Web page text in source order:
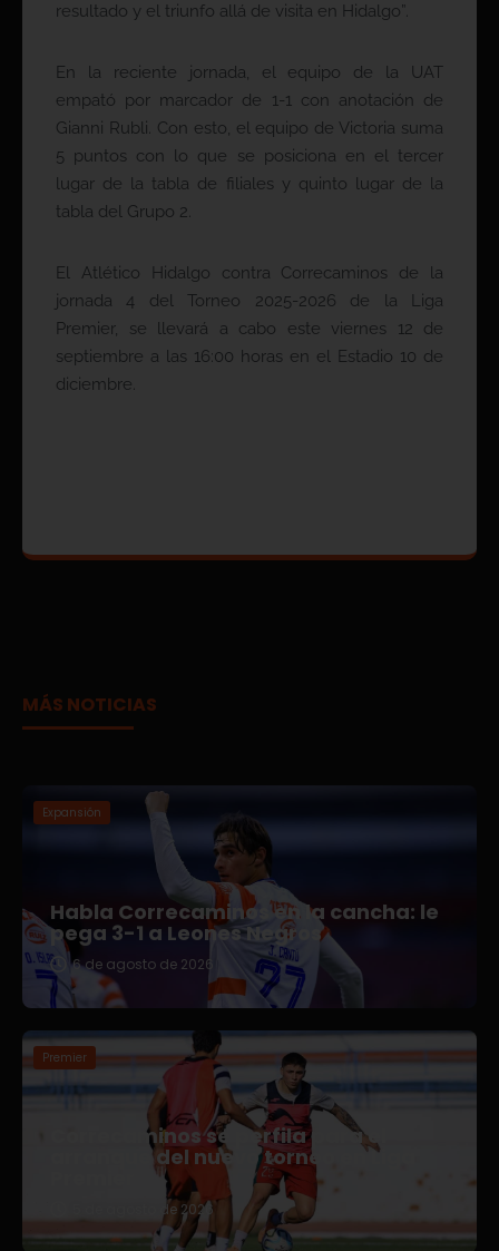
resultado y el triunfo allá de visita en Hidalgo”.
En la reciente jornada, el equipo de la UAT
empató por marcador de 1-1 con anotación de
Gianni Rubli. Con esto, el equipo de Victoria suma
5 puntos con lo que se posiciona en el tercer
lugar de la tabla de filiales y quinto lugar de la
tabla del Grupo 2.
El Atlético Hidalgo contra Correcaminos de la
jornada 4 del Torneo 2025-2026 de la Liga
Premier, se llevará a cabo este viernes 12 de
septiembre a las 16:00 horas en el Estadio 10 de
diciembre.
MÁS NOTICIAS
Expansión
Habla Correcaminos en la cancha: le
pega 3-1 a Leones Negros
6 de agosto de 2026
Premier
Correcaminos se perfila para el
arranque del nuevo torneo en Liga
5 de agosto de 2026